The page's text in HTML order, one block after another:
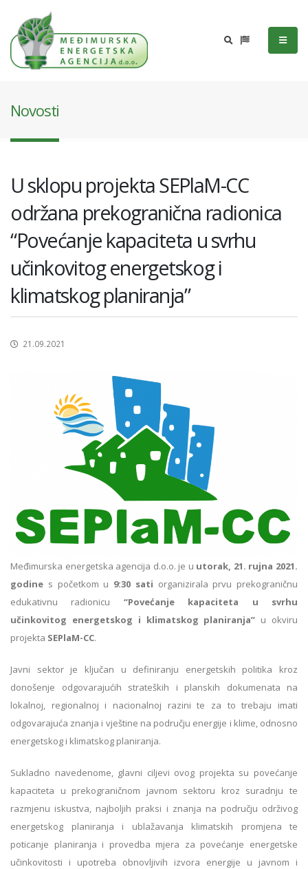
Novosti
U sklopu projekta SEPlaM-CC
održana prekogranična radionica
“Povećanje kapaciteta u svrhu
učinkovitog energetskog i
klimatskog planiranja”
21.09.2021
Međimurska energetska agencija d.o.o. je u utorak, 21. rujna 2021.
godine s početkom u 9:30 sati organizirala prvu prekograničnu
edukativnu radionicu “Povećanje kapaciteta u svrhu
učinkovitog energetskog i klimatskog planiranja” u okviru
projekta SEPlaM-CC.
Javni sektor je ključan u definiranju energetskih politika kroz
donošenje odgovarajućih strateških i planskih dokumenata na
lokalnoj, regionalnoj i nacionalnoj razini te za to trebaju imati
odgovarajuća znanja i vještine na području energije i klime, odnosno
energetskog i klimatskog planiranja.
Sukladno navedenome, glavni ciljevi ovog projekta su povećanje
kapaciteta u prekograničnom javnom sektoru kroz suradnju te
razmjenu iskustva, najboljih praksi i znanja na području održivog
energetskog planiranja i ublažavanja klimatskih promjena te
poticanje planiranja i provedba mjera za povećanje energetske
učinkovitosti i upotreba obnovljivih izvora energije u javnom i